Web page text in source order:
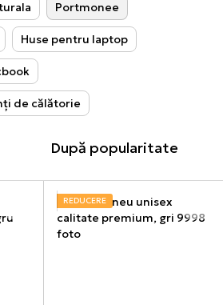
Portmonee
Huse pentru laptop
de călătorie
După popularitate
REDUCERE